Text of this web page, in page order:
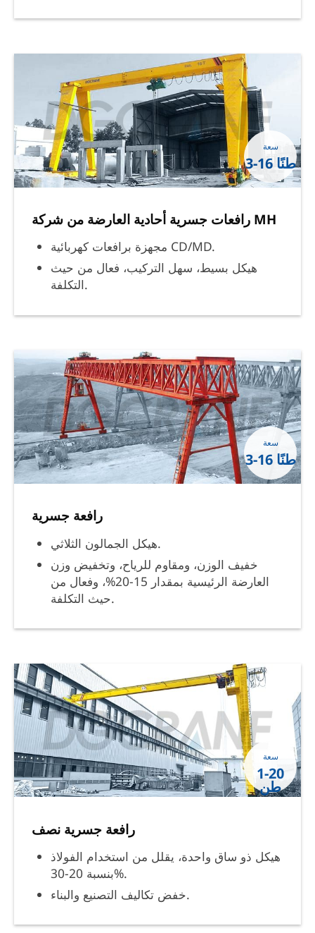
سعة
3-16 طنًا
رافعات جسرية أحادية العارضة من شركة MH
مجهزة برافعات كهربائية CD/MD.
هيكل بسيط، سهل التركيب، فعال من حيث
التكلفة.
سعة
3-16 طنًا
رافعة جسرية
هيكل الجمالون الثلاثي.
خفيف الوزن، ومقاوم للرياح، وتخفيض وزن
العارضة الرئيسية بمقدار 15-20%، وفعال من
حيث التكلفة.
سعة
1-20
طن
رافعة جسرية نصف
هيكل ذو ساق واحدة، يقلل من استخدام الفولاذ
بنسبة 20-30%.
خفض تكاليف التصنيع والبناء.